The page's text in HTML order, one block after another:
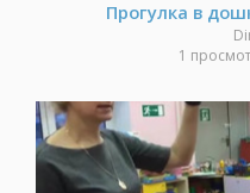
Прогулка в
1